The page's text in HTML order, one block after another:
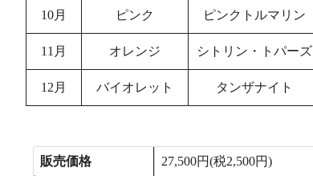
10月 ピンク ピンクトルマリン
11月 オレンジ シトリン・トパーズ
12月 バイオレット タンザナイト
販売価格 27,500円(税2,500円)